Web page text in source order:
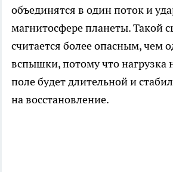
объединятся в один поток и
магнитосфере планеты. Такой
считается более опасным, чем
вспышки, потому что нагрузка
поле будет длительной и
на восстановление.